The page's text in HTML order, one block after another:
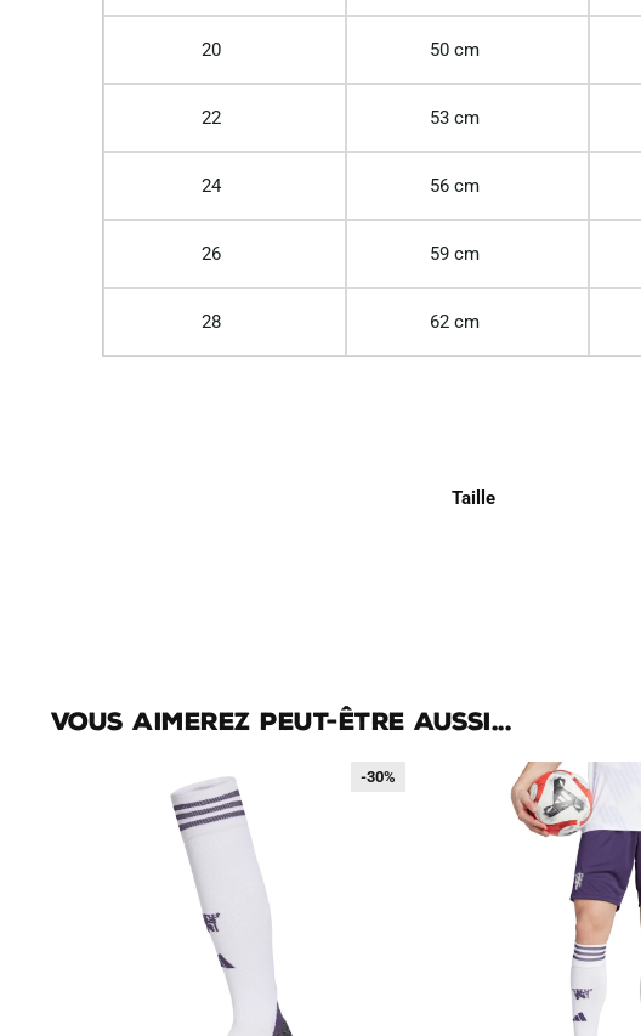
20 50 cm
22 53 cm
24 56 cm
26 59 cm
28 62 cm
Taille
Vous aimerez peut-être aussi...
-30%
-30%